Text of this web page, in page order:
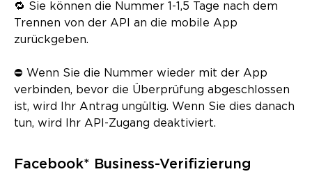
🔁 Sie können die Nummer 1-1,5 Tage nach dem
Trennen von der API an die mobile App
zurückgeben.
⛔ Wenn Sie die Nummer wieder mit der App
verbinden, bevor die Überprüfung abgeschlossen
ist, wird Ihr Antrag ungültig. Wenn Sie dies danach
tun, wird Ihr API-Zugang deaktiviert.
Facebook* Business-Verifizierung